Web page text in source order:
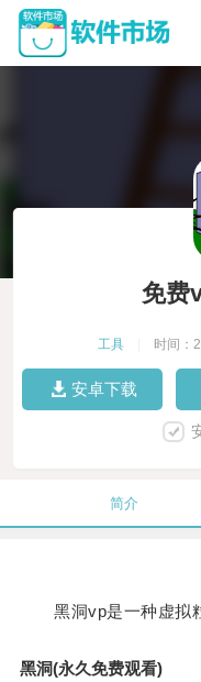
免费
工具 时间：
安卓下载
简介
黑洞vp是一种虚拟粒
黑洞(永久免费观看)